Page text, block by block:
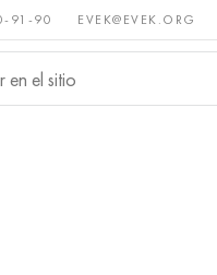
91-90 EVEK@EVEK.ORG
Aleación de